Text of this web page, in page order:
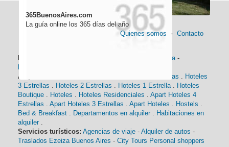
365BuenosAires.com
La guía online los 365 días del año
Quienes somos - Contacto
Historia-
Alojamiento:
Hoteles 4 Estrellas . Hoteles
3 Estrellas . Hoteles 2 Estrellas . Hoteles 1 Estrella. Hoteles
Boutique . Hoteles . Hoteles Residenciales . Apart Hoteles 4
Estrellas . Apart Hoteles 3 Estrellas . Apart Hoteles . Hostels .
Bed & Breakfast . Departamentos en alquiler . Habitaciones en
alquiler .
Servicios turísticos: Agencias de viaje - Alquiler de autos -
Traslados Ezeiza Buenos Aires - City Tours Personal shoppers